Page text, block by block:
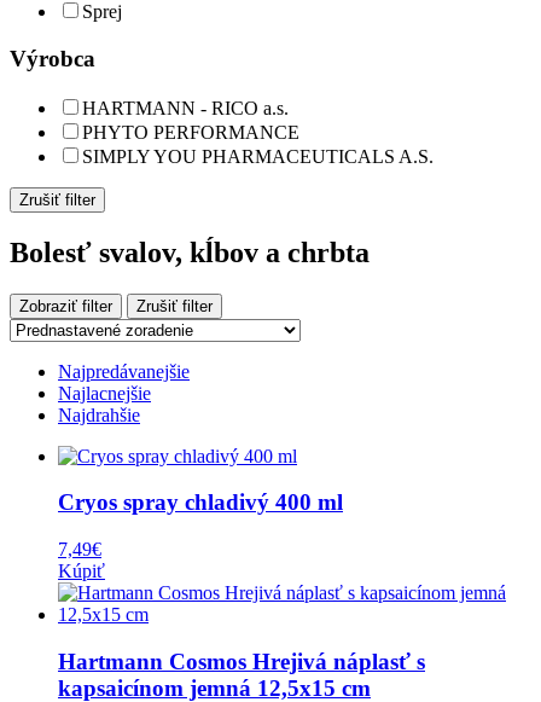
Sprej
Výrobca
HARTMANN - RICO a.s.
PHYTO PERFORMANCE
SIMPLY YOU PHARMACEUTICALS A.S.
Zrušiť filter
Bolesť svalov, kĺbov a chrbta
Zobraziť filter Zrušiť filter
Najpredávanejšie
Najlacnejšie
Najdrahšie
Cryos spray chladivý 400 ml
7,49€
Kúpiť
Hartmann Cosmos Hrejivá náplasť s
kapsaicínom jemná 12,5x15 cm